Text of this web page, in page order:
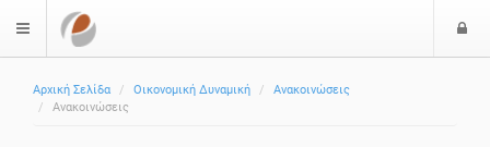
$langMenu
Αρχική Σελίδα Οικονομική Δυναμική
Ανακοινώσεις
Ανακοινώσεις